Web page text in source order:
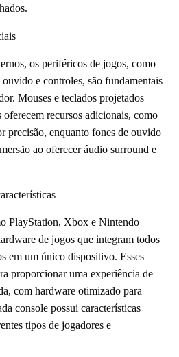
os periféricos de jogos, como
e controles, são fundamentais
Mouses e teclados projetados
recursos adicionais, como
precisão, enquanto fones de ouvido
ao oferecer áudio surround e
PlayStation, Xbox e Nintendo
de jogos que integram todos
em um único dispositivo. Esses
proporcionar uma experiência de
com hardware otimizado para
console possui características
tipos de jogadores e